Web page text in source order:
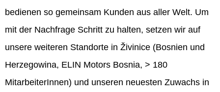
bedienen so gemeinsam Kunden aus aller Welt. Um
mit der Nachfrage Schritt zu halten, setzen wir auf
unsere weiteren Standorte in Živinice (Bosnien und
Herzegowina, ELIN Motors Bosnia, > 180
MitarbeiterInnen) und unseren neuesten Zuwachs in